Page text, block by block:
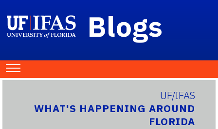
Blogs
UF/IFAS
WHAT'S HAPPENING AROUND
FLORIDA